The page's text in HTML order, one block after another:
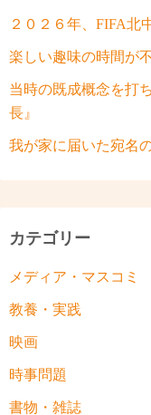
２０２６年、FIFA北
楽しい趣味の時間が
当時の既成概念を打
長』
我が家に届いた宛名
カテゴリー
メディア・マスコミ
教養・実践
映画
時事問題
書物・雑誌